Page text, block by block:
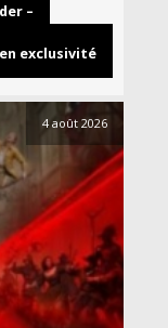
–
exclusivité
4 août 2026